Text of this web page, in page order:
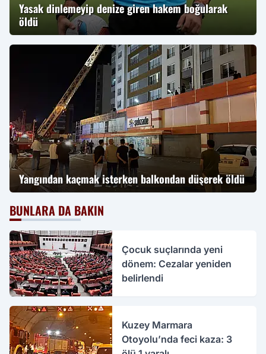
Yasak dinlemeyip denize giren hakem boğularak
öldü
Yangından kaçmak isterken balkondan düşerek öldü
BUNLARA DA BAKIN
Çocuk suçlarında yeni
dönem: Cezalar yeniden
belirlendi
Kuzey Marmara
Otoyolu’nda feci kaza: 3